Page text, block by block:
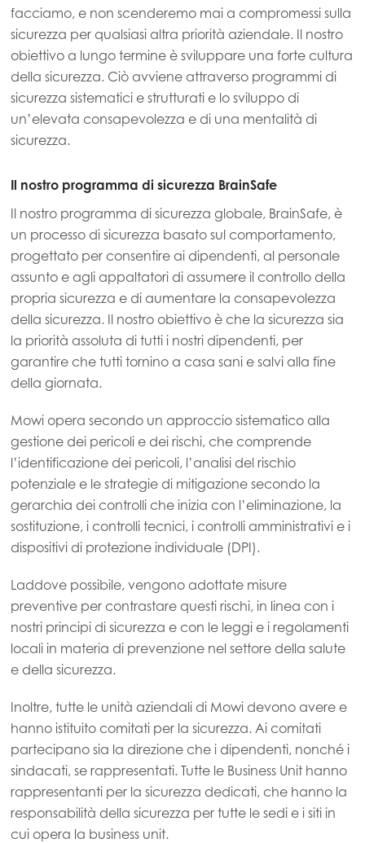
Mowi Faroe Islands
Mowi France
Mowi Germany
Mowi Ireland
Mowi Italy
Mowi Poland
Mowi Scotland
Mowi Spain
Mowi Turkey
Americas
Mowi Canada West
Mowi Chile
Mowi USA
Continua
facciamo, e non scenderemo mai a compromessi sulla
sicurezza per qualsiasi altra priorità aziendale. Il nostro
obiettivo a lungo termine è sviluppare una forte cultura
della sicurezza. Ciò avviene attraverso programmi di
sicurezza sistematici e strutturati e lo sviluppo di
un’elevata consapevolezza e di una mentalità di
sicurezza.
Il nostro programma di sicurezza BrainSafe
Il nostro programma di sicurezza globale, BrainSafe, è
un processo di sicurezza basato sul comportamento,
progettato per consentire ai dipendenti, al personale
assunto e agli appaltatori di assumere il controllo della
propria sicurezza e di aumentare la consapevolezza
della sicurezza. Il nostro obiettivo è che la sicurezza sia
la priorità assoluta di tutti i nostri dipendenti, per
garantire che tutti tornino a casa sani e salvi alla fine
della giornata.
Mowi opera secondo un approccio sistematico alla
gestione dei pericoli e dei rischi, che comprende
l’identificazione dei pericoli, l’analisi del rischio
potenziale e le strategie di mitigazione secondo la
gerarchia dei controlli che inizia con l’eliminazione, la
sostituzione, i controlli tecnici, i controlli amministrativi e i
dispositivi di protezione individuale (DPI).
Laddove possibile, vengono adottate misure
preventive per contrastare questi rischi, in linea con i
nostri principi di sicurezza e con le leggi e i regolamenti
locali in materia di prevenzione nel settore della salute
e della sicurezza.
Inoltre, tutte le unità aziendali di Mowi devono avere e
hanno istituito comitati per la sicurezza. Ai comitati
partecipano sia la direzione che i dipendenti, nonché i
sindacati, se rappresentati. Tutte le Business Unit hanno
rappresentanti per la sicurezza dedicati, che hanno la
responsabilità della sicurezza per tutte le sedi e i siti in
cui opera la business unit.